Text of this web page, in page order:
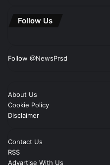
Follow Us
Follow @NewsPrsd
About Us
Cookie Policy
Disclaimer
Contact Us
RSS
Advartise With Us